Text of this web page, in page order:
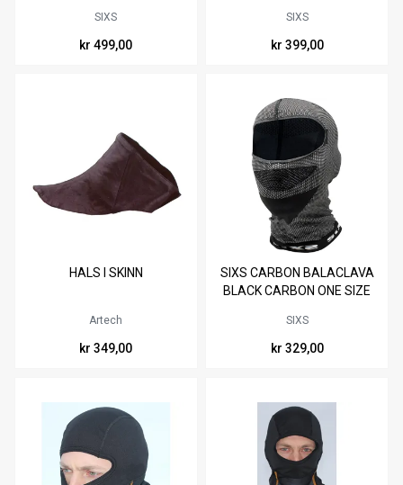
SIXS
kr 499,00
SIXS
kr 399,00
HALS I SKINN
Artech
kr 349,00
SIXS CARBON BALACLAVA
BLACK CARBON ONE SIZE
SIXS
kr 329,00